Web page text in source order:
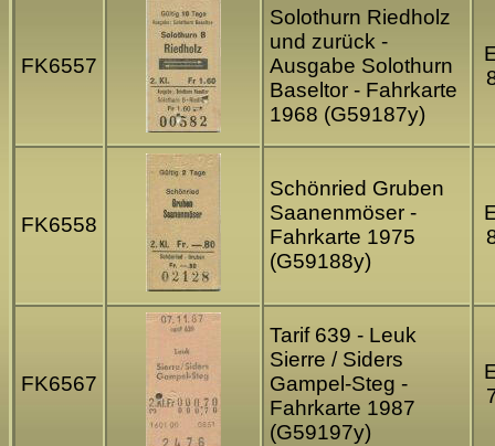
FK6557
Solothurn Riedholz
und zurück -
Ausgabe Solothurn
Baseltor - Fahrkarte
1968 (G59187y)
FK6558
Schönried Gruben
Saanenmöser -
Fahrkarte 1975
(G59188y)
FK6567
Tarif 639 - Leuk
Sierre / Siders
Gampel-Steg -
Fahrkarte 1987
(G59197y)